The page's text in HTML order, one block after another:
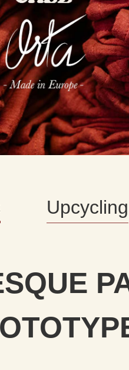
Upcycling